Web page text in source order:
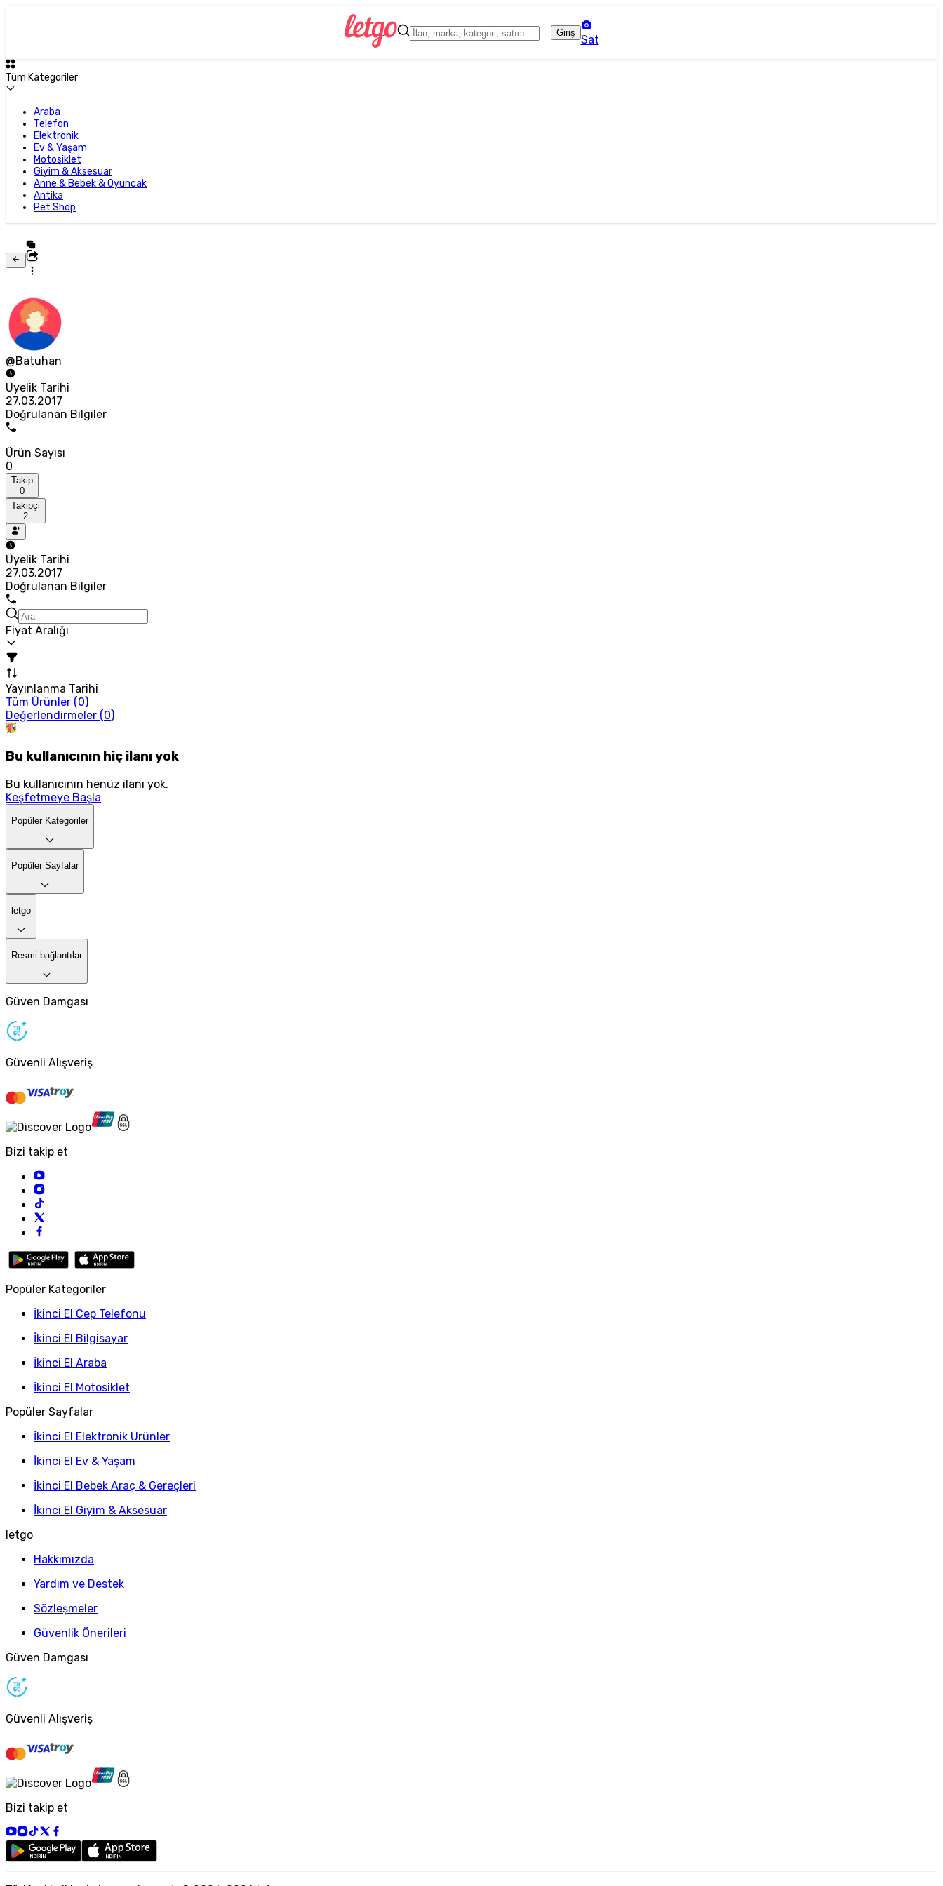
Giriş
Sat
Tüm Kategoriler
Araba
Telefon
Elektronik
Ev & Yaşam
Motosiklet
Giyim & Aksesuar
Anne & Bebek & Oyuncak
Antika
Pet Shop
@Batuhan
Üyelik Tarihi
27.03.2017
Doğrulanan Bilgiler
Ürün Sayısı
0
Takip
0
Takipçi
2
Üyelik Tarihi
27.03.2017
Doğrulanan Bilgiler
Fiyat Aralığı
Yayınlanma Tarihi
Tüm Ürünler (0)
Değerlendirmeler (0)
Bu kullanıcının hiç ilanı yok
Bu kullanıcının henüz ilanı yok.
Keşfetmeye Başla
Popüler Kategoriler
Popüler Sayfalar
letgo
Resmi bağlantılar
Güven Damgası
Güvenli Alışveriş
Bizi takip et
Popüler Kategoriler
İkinci El Cep Telefonu
İkinci El Bilgisayar
İkinci El Araba
İkinci El Motosiklet
Popüler Sayfalar
İkinci El Elektronik Ürünler
İkinci El Ev & Yaşam
İkinci El Bebek Araç & Gereçleri
İkinci El Giyim & Aksesuar
letgo
Hakkımızda
Yardım ve Destek
Sözleşmeler
Güvenlik Önerileri
Güven Damgası
Güvenli Alışveriş
Bizi takip et